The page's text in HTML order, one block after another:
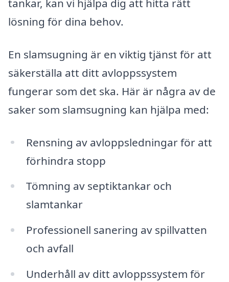
tankar, kan vi hjälpa dig att hitta rätt
lösning för dina behov.
En slamsugning är en viktig tjänst för att
säkerställa att ditt avloppssystem
fungerar som det ska. Här är några av de
saker som slamsugning kan hjälpa med:
Rensning av avloppsledningar för att
förhindra stopp
Tömning av septiktankar och
slamtankar
Professionell sanering av spillvatten
och avfall
Underhåll av ditt avloppssystem för